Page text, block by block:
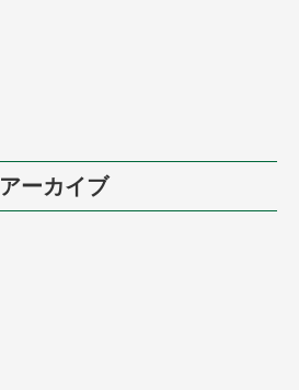
アーカイブ